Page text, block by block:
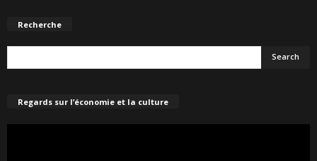
Recherche
Regards sur l’économie et la culture